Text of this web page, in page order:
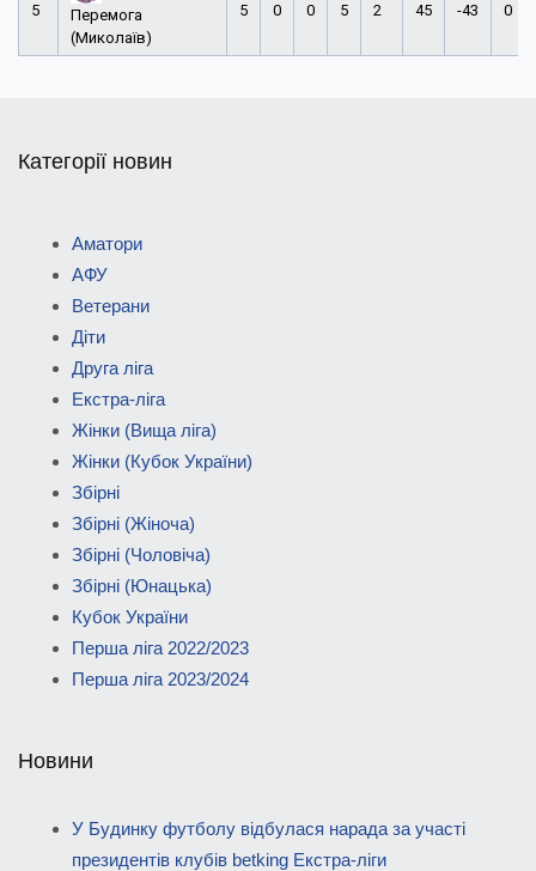
5
Перемога
(Миколаїв)
5 0 0 5 2 45 -43 0
Категорії новин
Аматори
АФУ
Ветерани
Діти
Друга ліга
Екстра-ліга
Жінки (Вища ліга)
Жінки (Кубок України)
Збірні
Збірні (Жіноча)
Збірні (Чоловіча)
Збірні (Юнацька)
Кубок України
Перша ліга 2022/2023
Перша ліга 2023/2024
Новини
У Будинку футболу відбулася нарада за участі
президентів клубів betking Екстра-ліги